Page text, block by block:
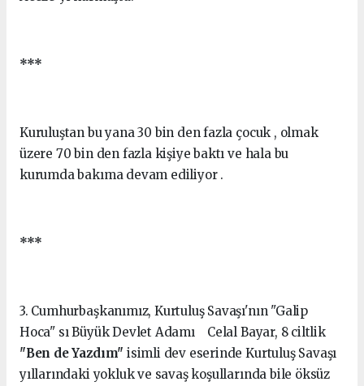
***
Kuruluştan bu yana 30 bin den fazla çocuk , olmak
üzere 70 bin den fazla kişiye baktı ve hala bu
kurumda bakıma devam ediliyor .
***
3. Cumhurbaşkanımız, Kurtuluş Savaşı'nın "Galip
Hoca" sı Büyük Devlet Adamı Celal Bayar, 8 ciltlik
"Ben de Yazdım" isimli dev eserinde Kurtuluş Savaşı
yıllarındaki yokluk ve savaş koşullarında bile öksüz